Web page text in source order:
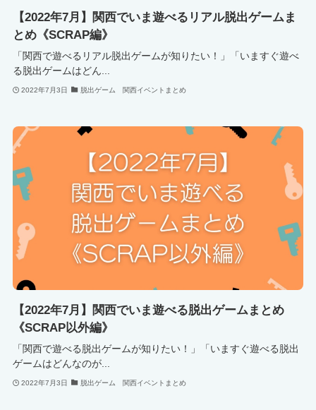
【2022年7月】関西でいま遊べるリアル脱出ゲームま
とめ《SCRAP編》
「関西で遊べるリアル脱出ゲームが知りたい！」「いますぐ遊べ
る脱出ゲームはどん...
2022年7月3日 脱出ゲーム 関西イベントまとめ
【2022年7月】関西でいま遊べる脱出ゲームまとめ
《SCRAP以外編》
「関西で遊べる脱出ゲームが知りたい！」「いますぐ遊べる脱出
ゲームはどんなのが...
2022年7月3日 脱出ゲーム 関西イベントまとめ